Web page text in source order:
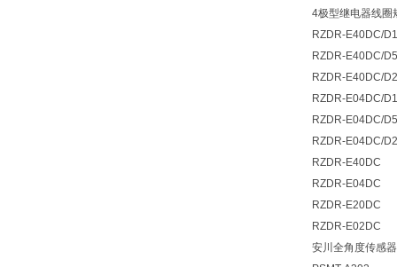
4极型继电器线圈
RZDR-E40DC/
RZDR-E40DC/
RZDR-E40DC/
RZDR-E04DC/
RZDR-E04DC/
RZDR-E04DC/
RZDR-E40DC
RZDR-E04DC
RZDR-E20DC
RZDR-E02DC
安川全角度传感